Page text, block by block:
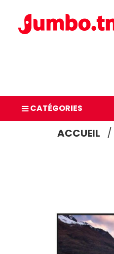
CATÉGORIES
ACCUEIL